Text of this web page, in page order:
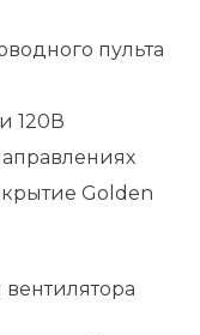
пульта
120В
Golden